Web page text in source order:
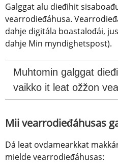
Galggat alu dieđihit
vearrodieđáhusa.
dahje digitála boastalođái,
dahje Min myndighetspost).
Muhtomin galggat
vaikko it leat ožžon
Mii vearrodieđáhusas
Dá leat ovdamearkkat
mielde vearrodieđáhusas: